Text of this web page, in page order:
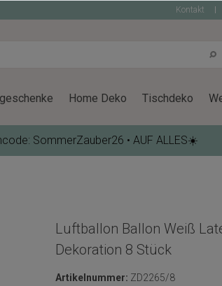
Kontakt
Home Deko Tischdeko
SommerZauber26 • AUF ALLES☀️
Luftballon Ballon Weiß
Dekoration 8 Stück
Artikelnummer: ZD2265/8